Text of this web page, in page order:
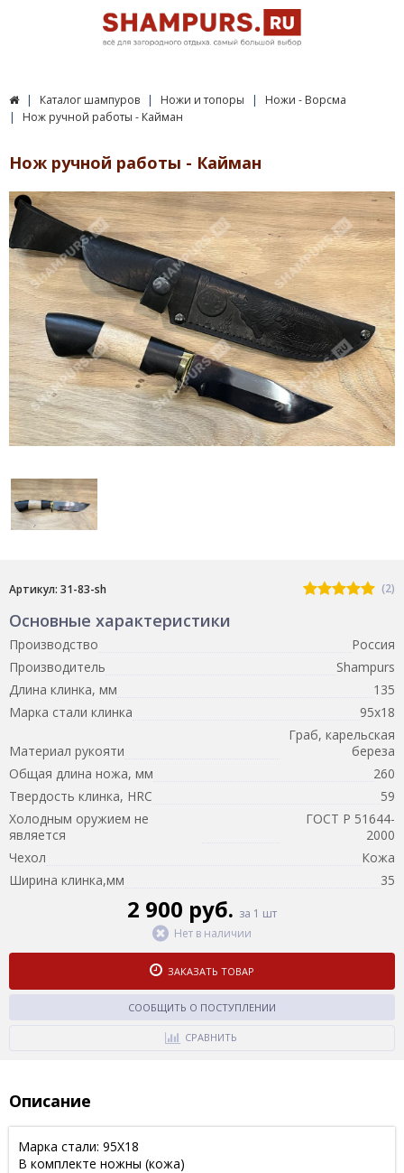
Каталог шампуров Ножи и топоры
Ножи - Ворсма
Нож ручной работы - Кайман
Нож ручной работы - Кайман
Артикул: 31-83-sh (2)
Основные характеристики
Производство
Россия
Производитель
Shampurs
Длина клинка, мм
135
Марка стали клинка
95х18
Материал рукояти
Граб, карельская
береза
Общая длина ножа, мм
260
Твердость клинка, HRC
59
Холодным оружием не
является
ГОСТ Р 51644-
2000
Чехол
Кожа
Ширина клинка,мм
35
2 900 руб. за 1 шт
Нет в наличии
ЗАКАЗАТЬ ТОВАР
СООБЩИТЬ О ПОСТУПЛЕНИИ
СРАВНИТЬ
Описание
Марка стали: 95Х18
В комплекте ножны (кожа)